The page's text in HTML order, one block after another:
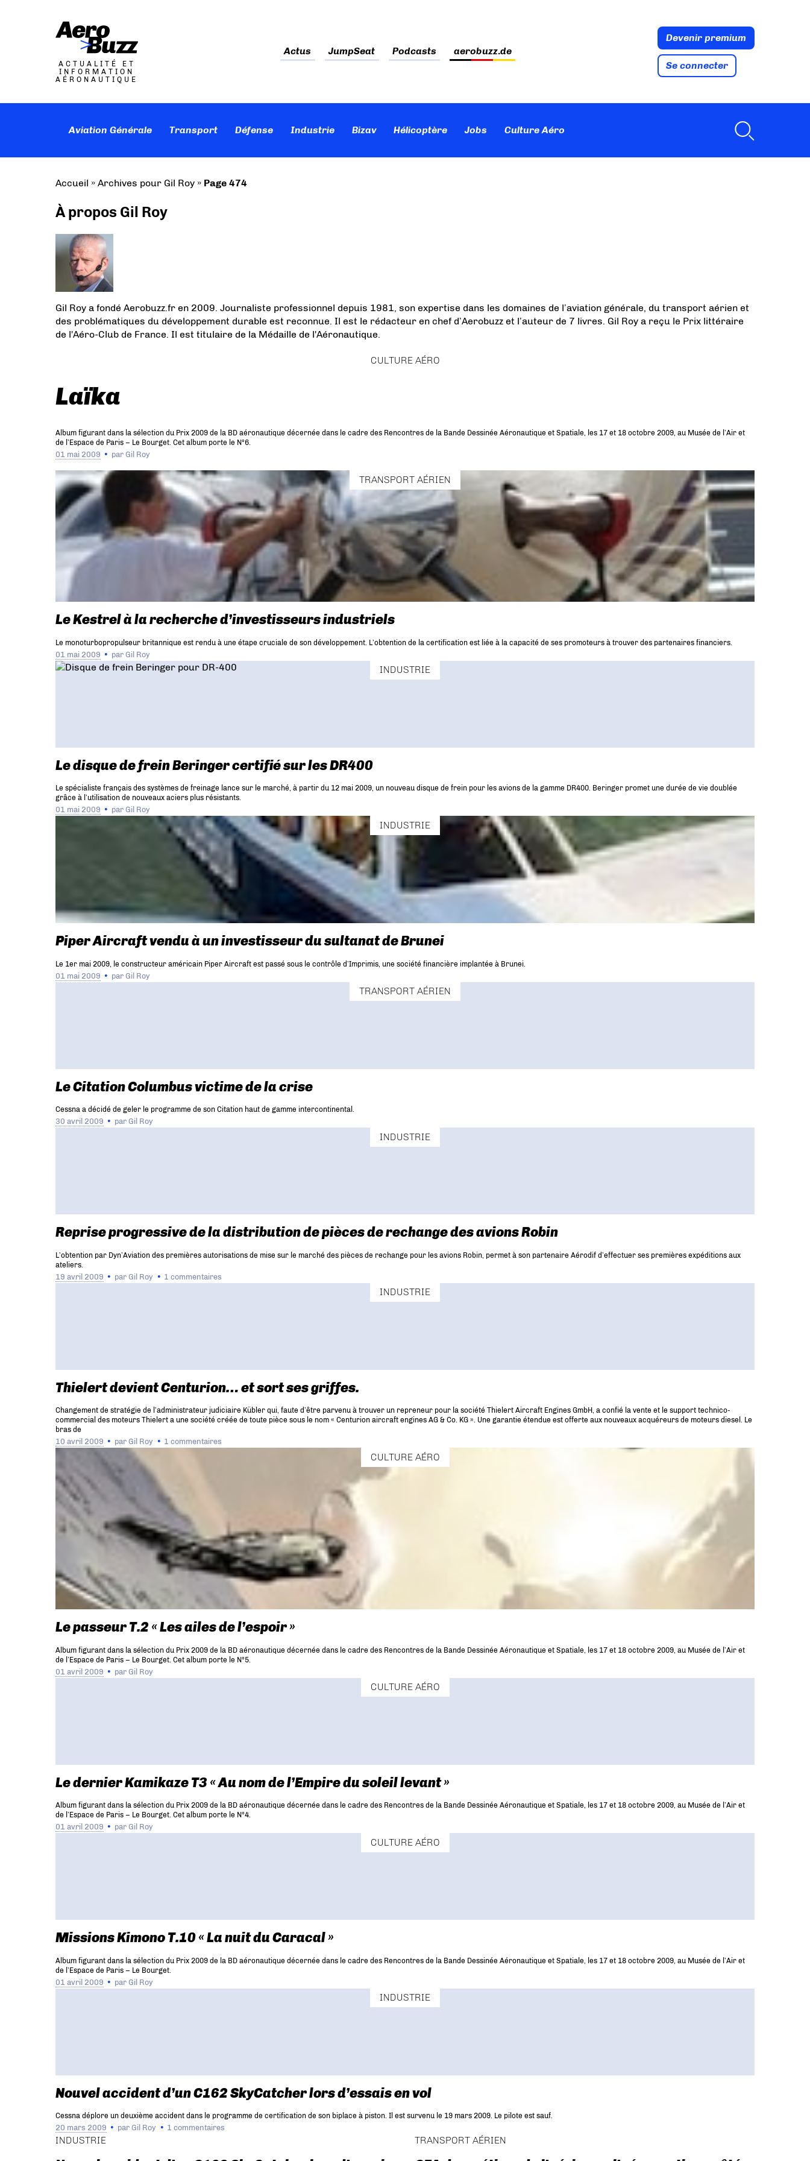
ACTUALITÉ ET
INFORMATION
AÉRONAUTIQUE
Actus JumpSeat Podcasts aerobuzz.de
Devenir premium
Se connecter
Aviation Générale Transport Défense Industrie Bizav Hélicoptère Jobs Culture Aéro
Accueil » Archives pour Gil Roy » Page 474
À propos Gil Roy
Gil Roy a fondé Aerobuzz.fr en 2009. Journaliste professionnel depuis 1981, son expertise dans les domaines de l’aviation générale, du transport aérien et
des problématiques du développement durable est reconnue. Il est le rédacteur en chef d’Aerobuzz et l’auteur de 7 livres. Gil Roy a reçu le Prix littéraire
de l'Aéro-Club de France. Il est titulaire de la Médaille de l'Aéronautique.
CULTURE AÉRO
Laïka
Album figurant dans la sélection du Prix 2009 de la BD aéronautique décernée dans le cadre des Rencontres de la Bande Dessinée Aéronautique et Spatiale, les 17 et 18 octobre 2009, au Musée de l’Air et
de l’Espace de Paris – Le Bourget. Cet album porte le N°6.
01 mai 2009 parGil Roy
TRANSPORT AÉRIEN
Le Kestrel à la recherche d’investisseurs industriels
Le monoturbopropulseur britannique est rendu à une étape cruciale de son développement. L’obtention de la certification est liée à la capacité de ses promoteurs à trouver des partenaires financiers.
01 mai 2009 parGil Roy
INDUSTRIE
Le disque de frein Beringer certifié sur les DR400
Le spécialiste français des systèmes de freinage lance sur le marché, à partir du 12 mai 2009, un nouveau disque de frein pour les avions de la gamme DR400. Beringer promet une durée de vie doublée
grâce à l’utilisation de nouveaux aciers plus résistants.
01 mai 2009 parGil Roy
INDUSTRIE
Piper Aircraft vendu à un investisseur du sultanat de Brunei
Le 1er mai 2009, le constructeur américain Piper Aircraft est passé sous le contrôle d’Imprimis, une société financière implantée à Brunei.
01 mai 2009 parGil Roy
TRANSPORT AÉRIEN
Le Citation Columbus victime de la crise
Cessna a décidé de geler le programme de son Citation haut de gamme intercontinental.
30 avril 2009 parGil Roy
INDUSTRIE
Reprise progressive de la distribution de pièces de rechange des avions Robin
L’obtention par Dyn’Aviation des premières autorisations de mise sur le marché des pièces de rechange pour les avions Robin, permet à son partenaire Aérodif d’effectuer ses premières expéditions aux
ateliers.
19 avril 2009 parGil Roy 1 commentaires
INDUSTRIE
Thielert devient Centurion… et sort ses griffes.
Changement de stratégie de l’administrateur judiciaire Kübler qui, faute d’être parvenu à trouver un repreneur pour la société Thielert Aircraft Engines GmbH, a confié la vente et le support technico-
commercial des moteurs Thielert a une société créée de toute pièce sous le nom « Centurion aircraft engines AG & Co. KG ». Une garantie étendue est offerte aux nouveaux acquéreurs de moteurs diesel. Le
bras de
10 avril 2009 parGil Roy 1 commentaires
CULTURE AÉRO
Le passeur T.2 « Les ailes de l’espoir »
Album figurant dans la sélection du Prix 2009 de la BD aéronautique décernée dans le cadre des Rencontres de la Bande Dessinée Aéronautique et Spatiale, les 17 et 18 octobre 2009, au Musée de l’Air et
de l’Espace de Paris – Le Bourget. Cet album porte le N°5.
01 avril 2009 parGil Roy
CULTURE AÉRO
Le dernier Kamikaze T3 « Au nom de l’Empire du soleil levant »
Album figurant dans la sélection du Prix 2009 de la BD aéronautique décernée dans le cadre des Rencontres de la Bande Dessinée Aéronautique et Spatiale, les 17 et 18 octobre 2009, au Musée de l’Air et
de l’Espace de Paris – Le Bourget. Cet album porte le N°4.
01 avril 2009 parGil Roy
CULTURE AÉRO
Missions Kimono T.10 « La nuit du Caracal »
Album figurant dans la sélection du Prix 2009 de la BD aéronautique décernée dans le cadre des Rencontres de la Bande Dessinée Aéronautique et Spatiale, les 17 et 18 octobre 2009, au Musée de l’Air et
de l’Espace de Paris – Le Bourget.
01 avril 2009 parGil Roy
INDUSTRIE
Nouvel accident d’un C162 SkyCatcher lors d’essais en vol
Cessna déplore un deuxième accident dans le programme de certification de son biplace à piston. Il est survenu le 19 mars 2009. Le pilote est sauf.
20 mars 2009 parGil Roy 1 commentaires
INDUSTRIE TRANSPORT AÉRIEN